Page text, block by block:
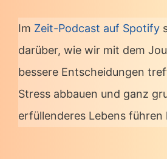
Im Zeit-Podcast auf Spotify
darüber, wie wir mit dem
bessere Entscheidungen
Stress abbauen und ganz
erfüllenderes Lebens führen